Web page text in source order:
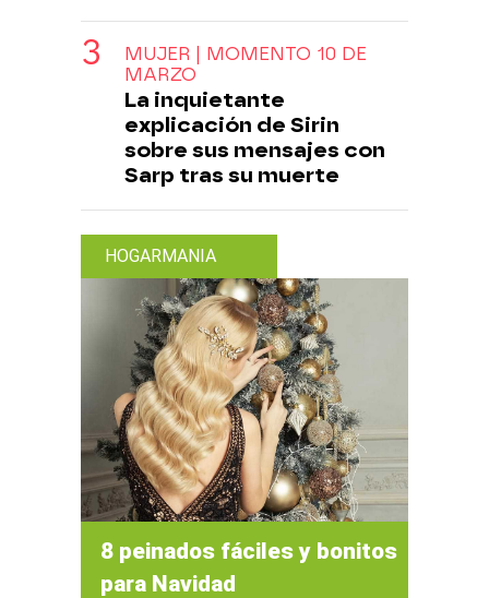
MUJER | MOMENTO 10 DE
MARZO
La inquietante
explicación de Sirin
sobre sus mensajes con
Sarp tras su muerte
HOGARMANIA
8 peinados fáciles y bonitos
para Navidad